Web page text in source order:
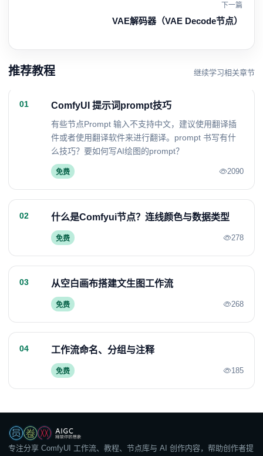
下一篇
VAE解码器（VAE Decode节点）
推荐教程 继续学习相关章节
01 ComfyUI 提示词prompt技巧
有些节点Prompt 输入不支持中文，建议使用翻译插
件或者使用翻译软件来进行翻译。prompt 书写有什
么技巧？要如何写AI绘图的prompt？
免费 2090
02 什么是Comfyui节点？连线颜色与数据类型
免费 278
03 从空白画布搭建文生图工作流
免费 268
04 工作流命名、分组与注释
免费 185
专注分享 ComfyUI 工作流、教程、节点库与 AI 创作内容，帮助创作者提